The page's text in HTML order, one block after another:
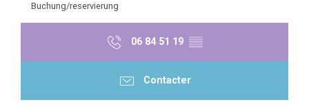
Buchung/reservierung
06 84 51 19 ▒▒
Contacter